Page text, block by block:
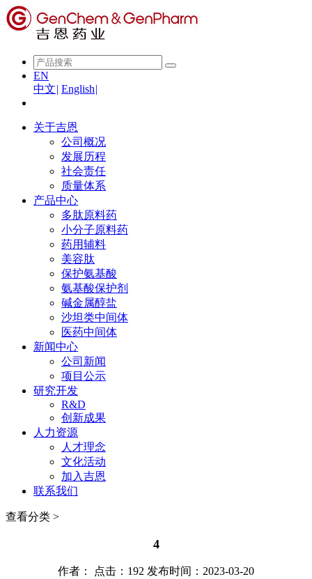
EN
中文| English|
关于吉恩
公司概况
发展历程
社会责任
质量体系
产品中心
多肽原料药
小分子原料药
药用辅料
美容肽
保护氨基酸
氨基酸保护剂
碱金属醇盐
沙坦类中间体
医药中间体
新闻中心
公司新闻
项目公示
研究开发
R&D
创新成果
人力资源
人才理念
文化活动
加入吉恩
联系我们
查看分类 >
4
作者： 点击：192 发布时间：2023-03-20